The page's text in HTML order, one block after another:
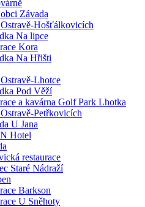
Závada
Hošťálkovicích
Na lipce
Kora
Na Hřišti
Lhotce
Pod Věží
a kavárna Golf Park Lhotka
Petřkovicích
U Jana
Hotel
restaurace
Staré Nádraží
Barkson
U Sněhoty